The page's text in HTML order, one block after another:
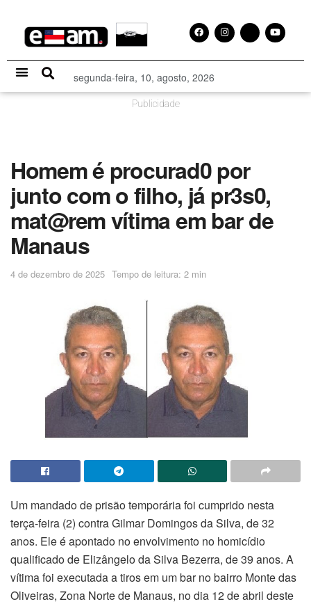
segunda-feira, 10, agosto, 2026
Publicidade
Homem é procurad0 por
junto com o filho, já pr3s0,
mat@rem vítima em bar de
Manaus
4 de dezembro de 2025 Tempo de leitura: 2 min
Um mandado de prisão temporária foi cumprido nesta
terça-feira (2) contra Gilmar Domingos da Silva, de 32
anos. Ele é apontado no envolvimento no homicídio
qualificado de Elizângelo da Silva Bezerra, de 39 anos. A
vítima foi executada a tiros em um bar no bairro Monte das
Oliveiras, Zona Norte de Manaus, no dia 12 de abril deste